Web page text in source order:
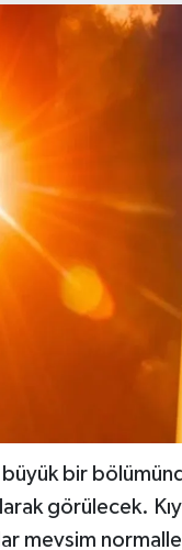
bir
görülecek.
mevsim